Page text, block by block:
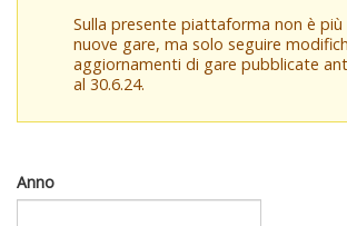
Sulla presente piattaforma non è più
nuove gare, ma solo seguire
aggiornamenti di gare pubblicate
al 30.6.24.
Anno